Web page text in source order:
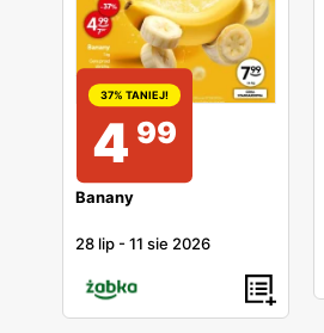
37% TANIEJ!
4 99
Banany
28 lip -11 sie 2026